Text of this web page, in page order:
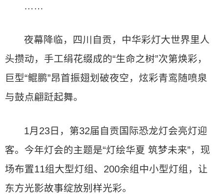
……
夜幕降临，四川自贡，中华彩灯大世界里人
头攒动，手工绢花缀成的“生命之树”次第焕彩，
巨型“鲲鹏”昂首振翅划破夜空，炫彩青鸾随喷泉
与鼓点翩跹起舞。
1月23日，第32届自贡国际恐龙灯会亮灯迎
客。今年灯会的主题是“灯绘华夏 筑梦未来”，现
场布置11组大型灯组、200余组中小型灯组，让
东方光影故事绽放别样光彩。